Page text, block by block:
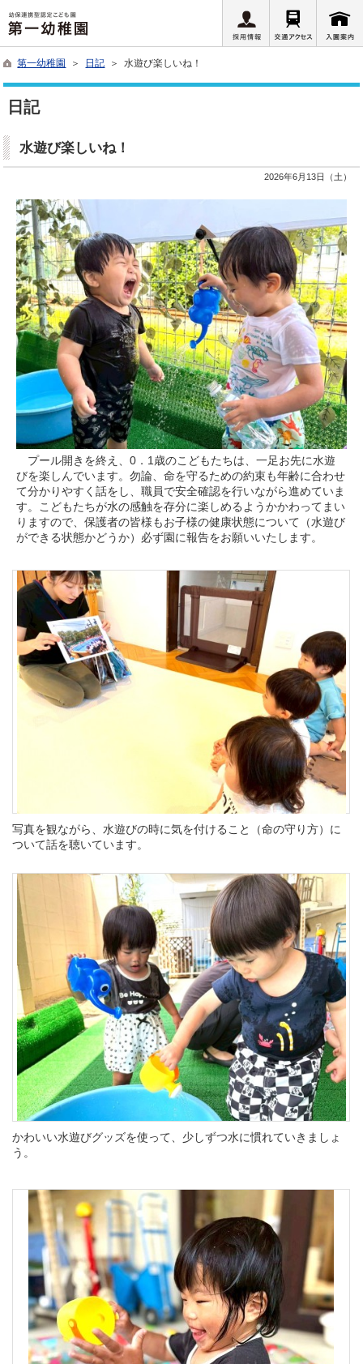
第一幼稚園 ＞ 日記 ＞ 水遊び楽しいね！
日記
水遊び楽しいね！
2026年6月13日（土）
プール開きを終え、0．1歳のこどもたちは、一足お先に水遊
びを楽しんでいます。勿論、命を守るための約束も年齢に合わせ
て分かりやすく話をし、職員で安全確認を行いながら進めていま
す。こどもたちが水の感触を存分に楽しめるようかかわってまい
りますので、保護者の皆様もお子様の健康状態について（水遊び
ができる状態かどうか）必ず園に報告をお願いいたします。
写真を観ながら、水遊びの時に気を付けること（命の守り方）に
ついて話を聴いています。
かわいい水遊びグッズを使って、少しずつ水に慣れていきましょ
う。